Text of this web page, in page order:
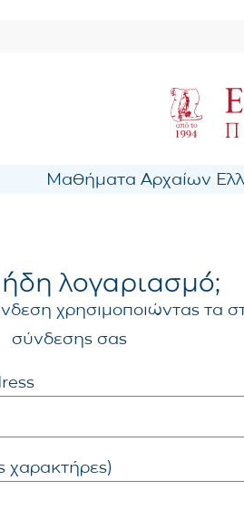
Μαθήματα Αρχαίων
λογαριασμό;
χρησιμοποιώντας τα
σύνδεσης σας
χαρακτήρες)